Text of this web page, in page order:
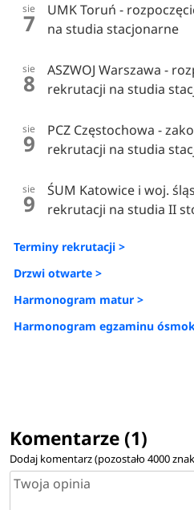
sie
7
UMK Toruń -
na studia stacjonarne
sie
8
ASZWOJ Warszawa -
rekrutacji na studia
sie
9
PCZ Częstochowa -
rekrutacji na studia
sie
9
ŚUM Katowice i woj.
rekrutacji na studia II
Terminy rekrutacji >
Drzwi otwarte >
Harmonogram matur >
Harmonogram egzaminu
Komentarze (1)
Dodaj komentarz (pozostało4000